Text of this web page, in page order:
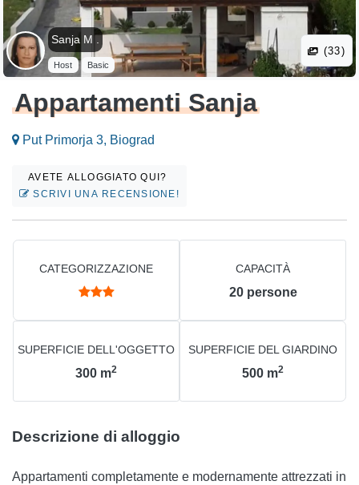
Sanja M .
Host Basic
(33)
Appartamenti Sanja
Put Primorja 3, Biograd
AVETE ALLOGGIATO QUI?
SCRIVI UNA RECENSIONE!
CATEGORIZZAZIONE CAPACITÀ
20 persone
SUPERFICIE DELL'OGGETTO
300 m2
SUPERFICIE DEL GIARDINO
500 m2
Descrizione di alloggio
Appartamenti completamente e modernamente attrezzati in